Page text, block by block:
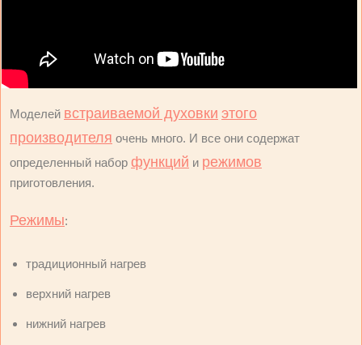
Моделей встраиваемой духовки этого
производителя очень много. И все они содержат
определенный набор функций и режимов
приготовления.
Режимы:
традиционный нагрев
верхний нагрев
нижний нагрев